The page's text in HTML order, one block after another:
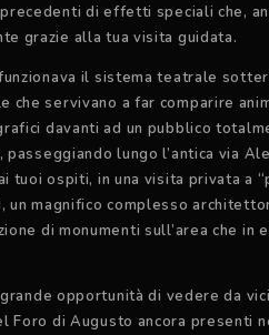
di effetti speciali che,
grazie alla tua visita guidata.
il sistema teatrale
che servivano a far comparire
davanti ad un pubblico
lungo l’antica via
tuoi ospiti, in una visita privata a
un magnifico complesso
di monumenti sull’area che in
opportunità di vedere da
Foro di Augusto ancora presenti